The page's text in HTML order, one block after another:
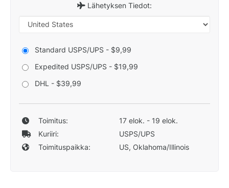
Lähetyksen Tiedot:
Standard USPS/UPS - $9,99
Expedited USPS/UPS - $19,99
DHL - $39,99
Toimitus:
17 elok. - 19 elok.
Kuriiri:
USPS/UPS
Toimituspaikka:
US, Oklahoma/Illinois